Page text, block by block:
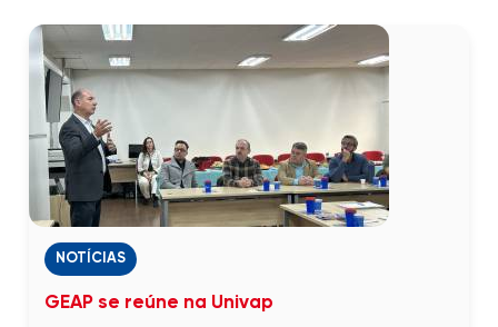
NOTÍCIAS
GEAP se reúne na Univap